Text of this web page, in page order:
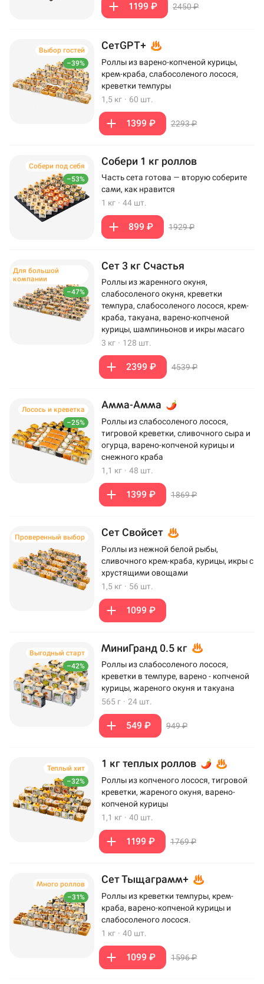
1199 ₽ 2450 ₽
–39%
Выбор гостей СетGPT+
Роллы из варено-копченой курицы,
крем-краба, слабосоленого лосося,
креветки темпуры
1,5 кг · 60 шт.
1399 ₽ 2293 ₽
–53%
Собери под себя Собери 1 кг роллов
Часть сета готова — вторую соберите
сами, как нравится
1 кг · 44 шт.
899 ₽ 1929 ₽
–47%
Для большой
компании
Сет 3 кг Счастья
Роллы из жаренного окуня,
слабосоленого окуня, креветки
темпура, слабосоленого лосося, крем-
краба, такуана, варено-копченой
курицы, шампиньонов и икры масаго
3 кг · 128 шт.
2399 ₽ 4539 ₽
–25%
Лосось и креветка Амма-Амма
Роллы из слабосоленого лосося,
тигровой креветки, сливочного сыра и
огурца, варено-копченой курицы и
снежного краба
1,1 кг · 48 шт.
1399 ₽ 1869 ₽
Проверенный выбор Сет Свойсет
Роллы из нежной белой рыбы,
сливочного крем-краба, курицы, икры с
хрустящими овощами
1,5 кг · 56 шт.
1099 ₽
–42%
Выгодный старт МиниГранд 0.5 кг
Роллы из слабосоленого лосося,
креветки в темпуре, варено - копченой
курицы, жареного окуня и такуана
565 г · 24 шт.
549 ₽ 949 ₽
–32%
Теплый хит 1 кг теплых роллов
Роллы из копченого лосося, тигровой
креветки, жареного окуня, варено-
копченой курицы
1,1 кг · 40 шт.
1199 ₽ 1769 ₽
–31%
Много роллов Сет Тыщаграмм+
Роллы из креветки темпуры, крем-
краба, варено-копченой курицы и
слабосоленого лосося.
1 кг · 40 шт.
1099 ₽ 1596 ₽